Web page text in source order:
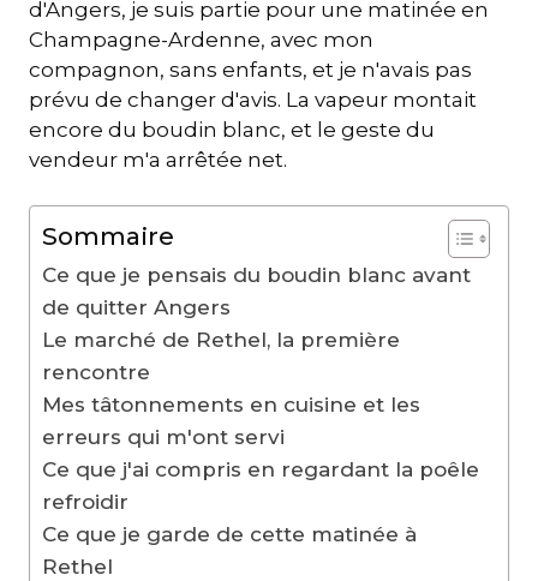
d'Angers, je suis partie pour une matinée en
Champagne-Ardenne, avec mon
compagnon, sans enfants, et je n'avais pas
prévu de changer d'avis. La vapeur montait
encore du boudin blanc, et le geste du
vendeur m'a arrêtée net.
Sommaire
Ce que je pensais du boudin blanc avant
de quitter Angers
Le marché de Rethel, la première
rencontre
Mes tâtonnements en cuisine et les
erreurs qui m'ont servi
Ce que j'ai compris en regardant la poêle
refroidir
Ce que je garde de cette matinée à
Rethel